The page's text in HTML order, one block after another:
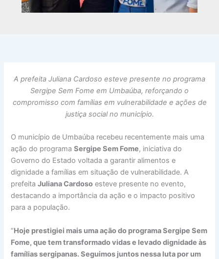
A prefeita Juliana Cardoso esteve presente no programa
Sergipe Sem Fome em Umbaúba, reforçando o
compromisso com famílias em vulnerabilidade e ações de
justiça social no município.
O município de Umbaúba recebeu recentemente mais uma
ação do programaSergipe Sem Fome, iniciativa do
Governo do Estado voltada a garantir alimentos e
dignidade a famílias em situação de vulnerabilidade. A
prefeitaJuliana Cardoso esteve presente no evento,
destacando a importância da ação e o impacto positivo
para a população.
“Hoje prestigiei mais uma ação do programa Sergipe Sem
Fome, que tem transformado vidas e levado dignidade às
famílias sergipanas. Seguimos juntos nessa luta por um